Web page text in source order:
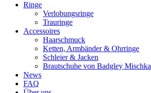
Ringe
Verlobungsringe
Trauringe
Accessoires
Haarschmuck
Ketten, Armbänder & Ohrringe
Schleier & Jacken
Brautschuhe von Badgley Mischka
News
FAQ